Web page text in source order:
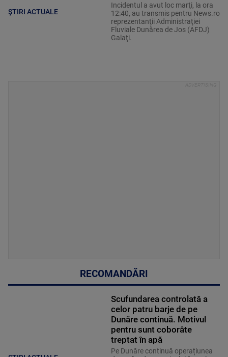
ȘTIRI ACTUALE
Incidentul a avut loc marţi, la ora
12:40, au transmis pentru News.ro
reprezentanţii Administraţiei
Fluviale Dunărea de Jos (AFDJ)
Galaţi.
RECOMANDĂRI
Scufundarea controlată a
celor patru barje de pe
Dunăre continuă. Motivul
pentru sunt coborâte
treptat în apă
Pe Dunăre continuă operațiunea